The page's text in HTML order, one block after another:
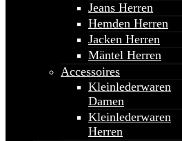
Jeans Herren
Hemden Herren
Jacken Herren
Mäntel Herren
Accessoires
Kleinlederwaren
Damen
Kleinlederwaren
Herren